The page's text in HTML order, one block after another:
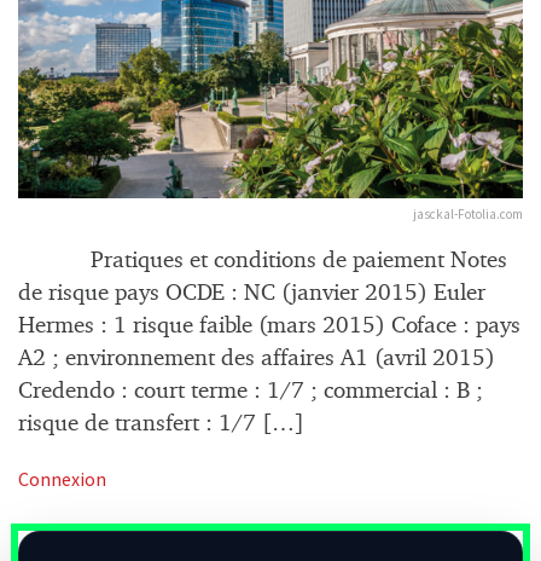
jasckal-Fotolia.com
Pratiques et conditions de paiement Notes
de risque pays OCDE : NC (janvier 2015) Euler
Hermes : 1 risque faible (mars 2015) Coface : pays
A2 ; environnement des affaires A1 (avril 2015)
Credendo : court terme : 1/7 ; commercial : B ;
risque de transfert : 1/7 […]
Connexion